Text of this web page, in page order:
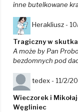
inne butelkowane
Herakliusz -
Tragiczny w
A może by Pan
bezdomnych pod
tedex - 11/2/
Wieczorek i
Węgliniec